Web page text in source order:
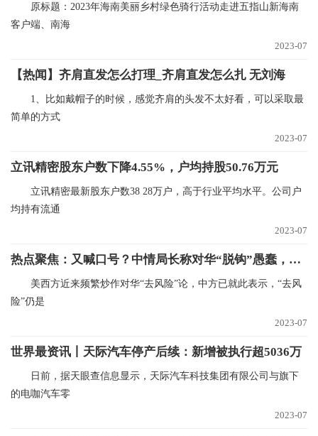
原标题：2023年海南美丽乡村绿色骑行活动走进五指山新海南
客户端、南海
2023-07
【热闻】齐肩直发怎么打理_齐肩直发怎么扎 无刘海
1、比如戴帽子的时候，感觉齐肩的头发不太好看，可以采取最
简单的方式
2023-07
立讯精密股东户数下降4.55%，户均持股50.76万元
立讯精密最新股东户数38 28万户，高于行业平均水平。公司户
均持有流通
2023-07
热点聚焦：又喊口号？中情局长称对华“脱钩”愚蠢，却又声称美国应“去风险”
美西方近来频繁炒作对华“去风险”论，中方已就此表示，“去风
险”仍是
2023-07
世界最资讯丨天际汽车停产后续：新增被执行超5036万
日前，据天眼查信息显示，天际汽车科技集团有限公司与旗下
的电咖汽车零
2023-07